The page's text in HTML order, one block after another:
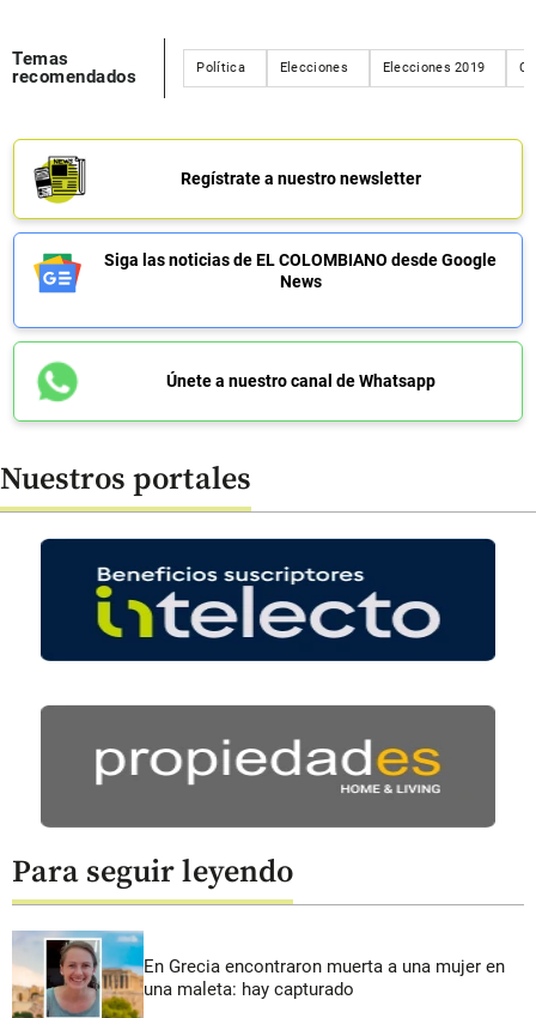
Temas
recomendados
Política Elecciones Elecciones 2019
Regístrate a nuestro newsletter
Siga las noticias de EL COLOMBIANO desde Google
News
Únete a nuestro canal de Whatsapp
Nuestros portales
Para seguir leyendo
En Grecia encontraron muerta a una mujer en
una maleta: hay capturado